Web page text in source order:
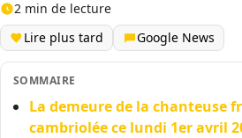
2 min de lecture
Lire plus tard
Google News
SOMMAIRE
La demeure de la chanteuse
cambriolée ce lundi 1er avril